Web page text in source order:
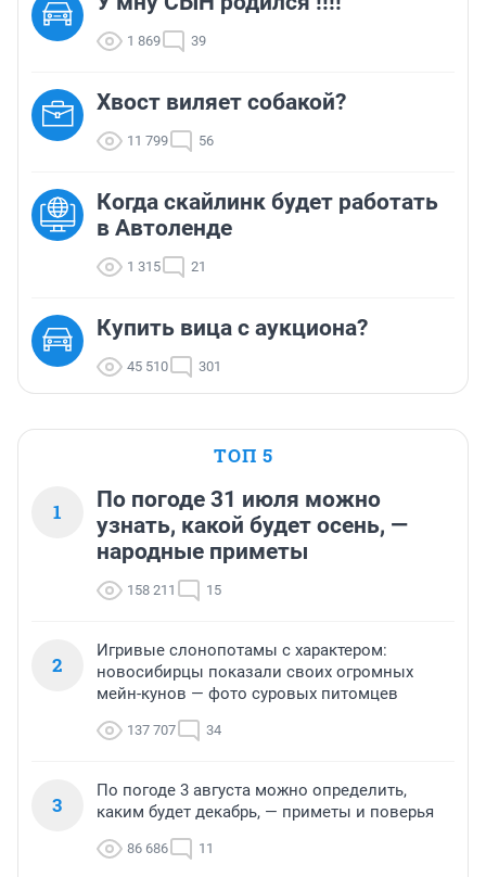
1 869 39
Хвост виляет собакой?
11 799 56
Когда скайлинк будет работать
в Автоленде
1 315 21
Купить вица с аукциона?
45 510 301
ТОП 5
1
По погоде 31 июля можно
узнать, какой будет осень, —
народные приметы
158 211 15
2
Игривые слонопотамы с характером:
новосибирцы показали своих огромных
мейн-кунов — фото суровых питомцев
137 707 34
3
По погоде 3 августа можно определить,
каким будет декабрь, — приметы и поверья
86 686 11